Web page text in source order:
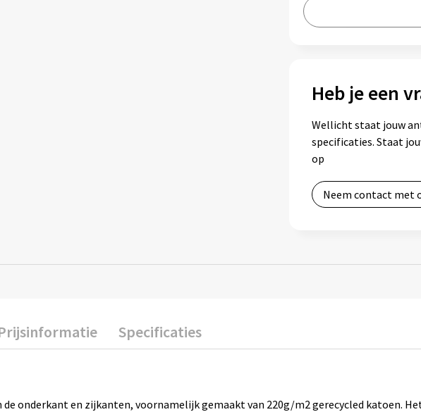
Heb je een
Wellicht staat jouw
specificaties. Staat
op
Neem contact met
Specificaties
de onderkant en zijkanten, voornamelijk gemaakt van 220g/m2 gerecycled katoen.